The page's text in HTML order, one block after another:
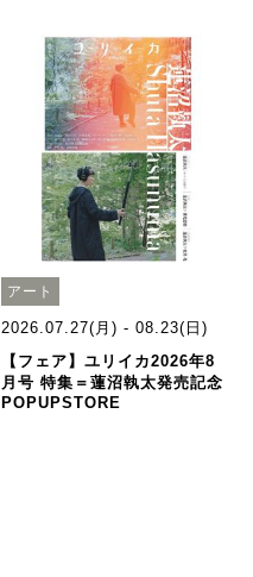
アート
2026.07.27(月) - 08.23(日)
【フェア】ユリイカ2026年8
月号 特集＝蓮沼執太発売記念
POPUPSTORE